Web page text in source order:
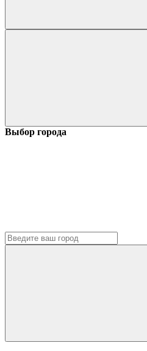
Выбор города